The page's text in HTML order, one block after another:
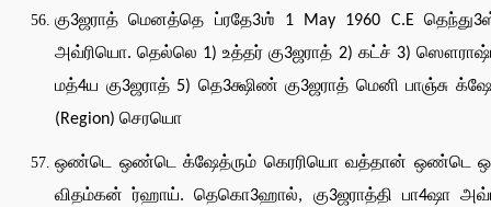
கு3ஜராத் மெனத்தெ ப்ரதே3ஶ் 1 May 1960 C.E
அவ்ரியொ. தெல்லெ 1) உத்தர் கு3ஜராத் 2) கட்ச் 3)
மத்4ய கு3ஜராத் 5) தெ3க்ஷிண் கு3ஜராத் மெனி பாஞ்சு
(Region) செரயொ
ஒண்டெ ஒண்டெ க்ஷேத்ரும் கெரரியொ வத்தான் ஒண்டெ
விதம்கன் ர்ஹாய். தெகொ3ஹால், கு3ஜராத்தி பா4ஷா